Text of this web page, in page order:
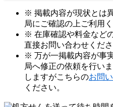
※ 掲載内容が現状とは
局にご確認の上ご利用く
※ 在庫確認や料金など
直接お問い合わせくださ
※ 万が一掲載内容が事
局へ修正の依頼を行い
しますがこちらのお問
ください。